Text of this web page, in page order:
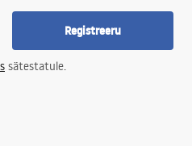
Registreeru
sätestatule.